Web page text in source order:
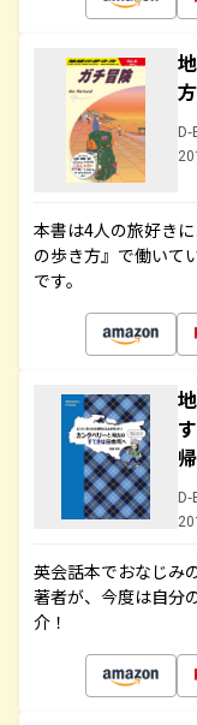
D-
本書は4人の旅好き
の歩き方』で働いて
です。
D-
英会話本でおなじみ
著者が、今度は自分
介！